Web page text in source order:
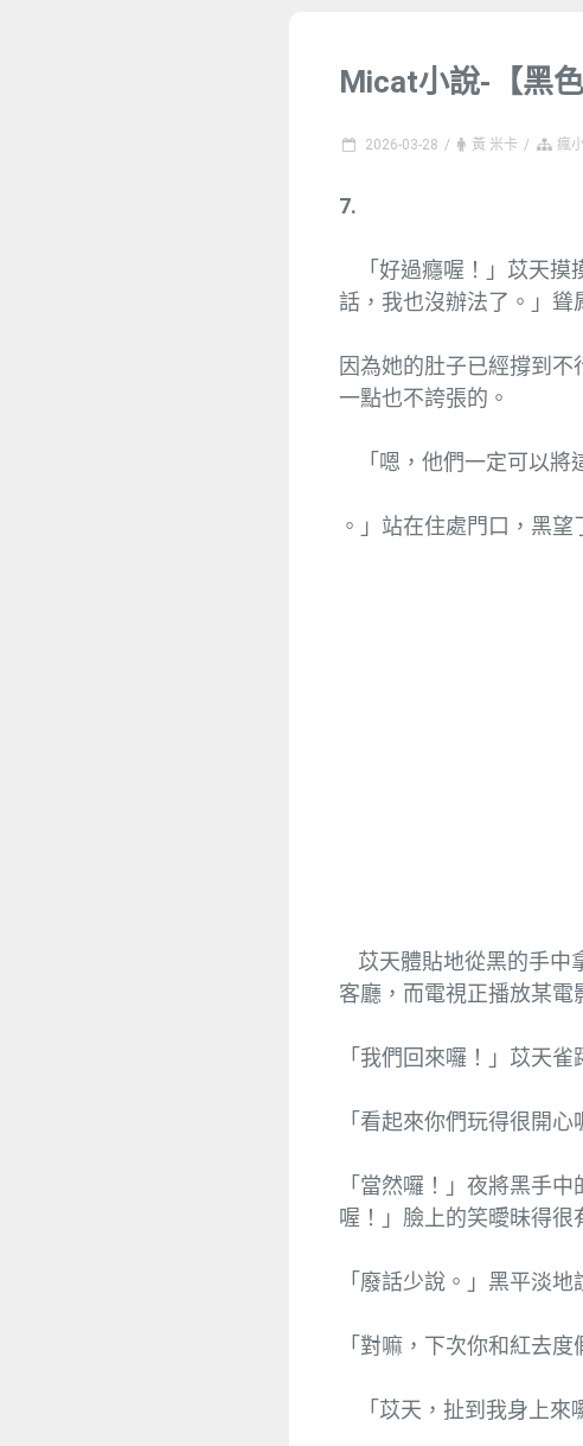
Micat小說-【黑
2026-03-28 / 黃 米卡 / 瘋
7.
「好過癮喔！」苡天摸
話，我也沒辦法了。」聳
因為她的肚子已經撐到
一點也不誇張的。
「嗯，他們一定可以將
。」站在住處門口，黑
苡天體貼地從黑的手中
客廳，而電視正播放某電
「我們回來囉！」苡天
「看起來你們玩得很開心
「當然囉！」夜將黑手
喔！」臉上的笑曖昧得很
「廢話少說。」黑平淡
「對嘛，下次你和紅去
「苡天，扯到我身上來